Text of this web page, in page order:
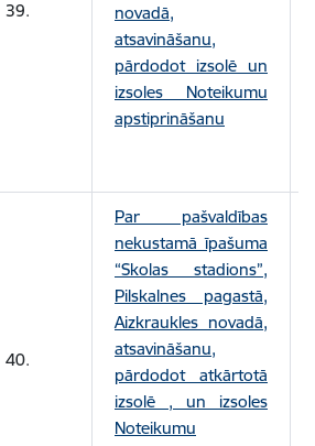
39.
novadā,
atsavināšanu,
pārdodot izsolē un
izsoles Noteikumu
apstiprināšanu
40.
Par pašvaldības
nekustamā īpašuma
“Skolas stadions”,
Pilskalnes pagastā,
Aizkraukles novadā,
atsavināšanu,
pārdodot atkārtotā
izsolē , un izsoles
Noteikumu